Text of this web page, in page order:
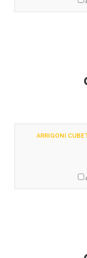
ARRIGONI